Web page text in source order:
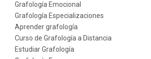
Grafología Emocional
Grafología Especializaciones
Aprender grafología
Curso de Grafología a Distancia
Estudiar Grafología